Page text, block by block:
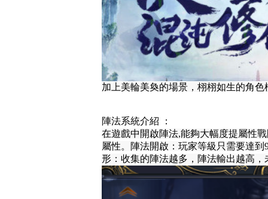
加上美輪美奐的場景，栩栩如生的角
陣法系統介紹 ：
在遊戲中開啟陣法,能夠大幅度提屬性
屬性。陣法開啟：玩家等級只需要達
形：收集的陣法越多，陣法輸出越高